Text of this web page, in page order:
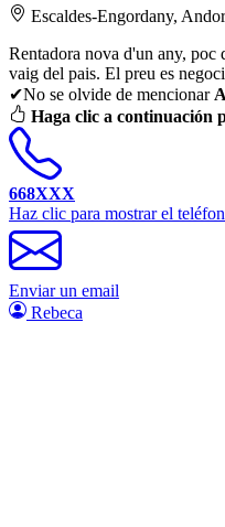
Escaldes-Engordany,
Rentadora nova d'un any, poc
vaig del pais. El preu es
✔No se olvide de mencionar
Haga clic a continuación
668XXX
Haz clic para mostrar el
Enviar un email
Rebeca